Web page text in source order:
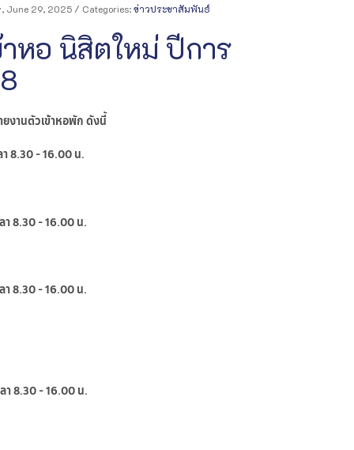
June 29, 2025 / Categories:ข่าวประชาสัมพันธ์
าหอ นิสิตใหม่ ปีการ
งานตัวเข้าหอพัก ดังนี้
8.30 - 16.00 น.
า 8.30 - 16.00 น.
า 8.30 - 16.00 น.
า 8.30 - 16.00 น.